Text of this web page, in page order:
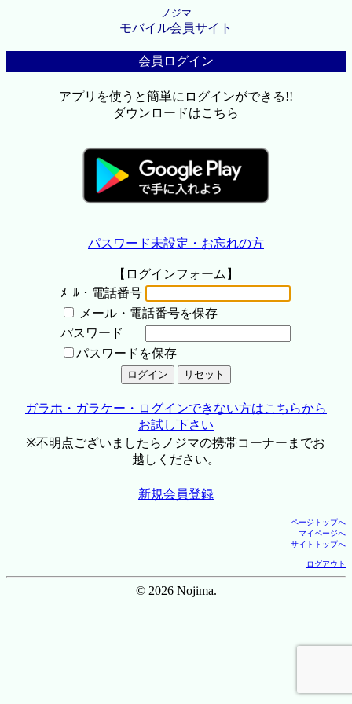
ノジマ
モバイル会員サイト
会員ログイン
アプリを使うと簡単にログインができる!!
ダウンロードはこちら
パスワード未設定・お忘れの方
【ログインフォーム】
ﾒｰﾙ・電話番号
メール・電話番号を保存
パスワード
パスワードを保存
ガラホ・ガラケー・ログインできない方はこちらから
お試し下さい
※不明点ございましたらノジマの携帯コーナーまでお
越しください。
新規会員登録
ページトップへ
マイページへ
サイトトップへ
ログアウト
© 2026 Nojima.